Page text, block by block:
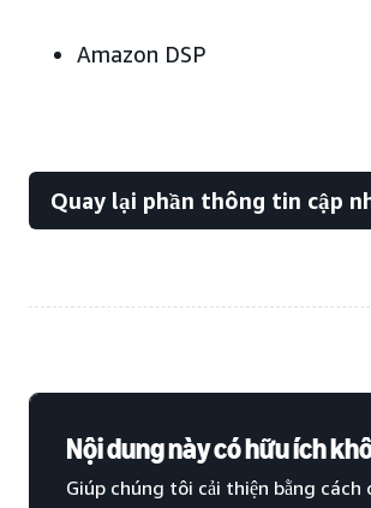
Amazon DSP
Quay lại phần thông tin cập
Nội dung này có hữu ích
Giúp chúng tôi cải thiện bằng cách